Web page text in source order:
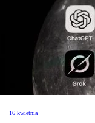
16 kwietnia